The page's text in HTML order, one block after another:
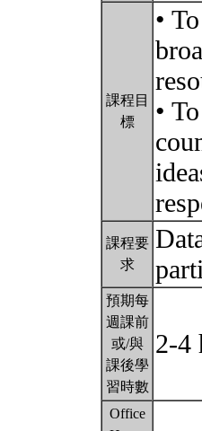
課程目
標
•
•
課程要
求
預期每
週課前
或/與
課後學
習時數
2-4
Office